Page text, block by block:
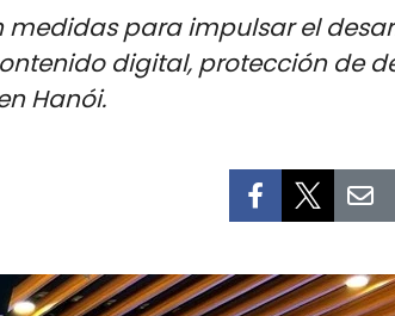
para impulsar el
digital, protección de
Hanói.